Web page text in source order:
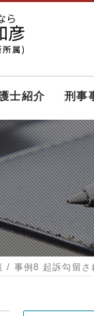
士紹介 刑事
事例8 起訴勾留さ